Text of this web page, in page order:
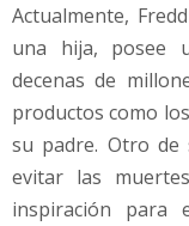
Actualmente,
una hija, posee
decenas de
productos como
su padre. Otro de
evitar las
inspiración para